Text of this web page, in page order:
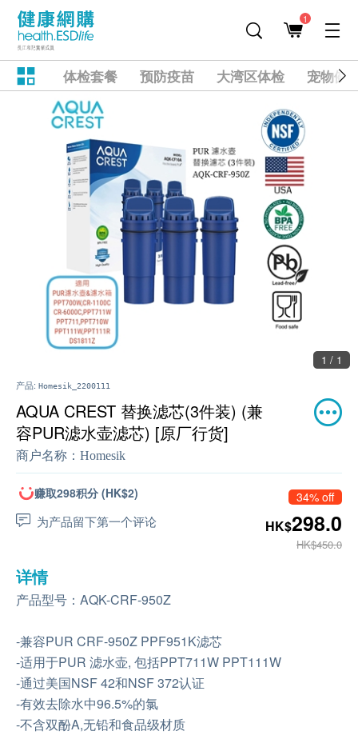
1
体检套餐 预防疫苗 大湾区体检 宠物健
1 / 1
产品: Homesik_2200111
AQUA CREST 替换滤芯(3件装) (兼
容PUR滤水壶滤芯) [原厂行货]
商户名称： Homesik
赚取298积分 (HK$2)
为产品留下第一个评论
34% off
HK$298.0
HK$450.0
详情
产品型号：AQK-CRF-950Z
-兼容PUR CRF-950Z PPF951K滤芯
-适用于PUR 滤水壶, 包括PPT711W PPT111W
-通过美国NSF 42和NSF 372认证
-有效去除水中96.5%的氯
-不含双酚A,无铅和食品级材质